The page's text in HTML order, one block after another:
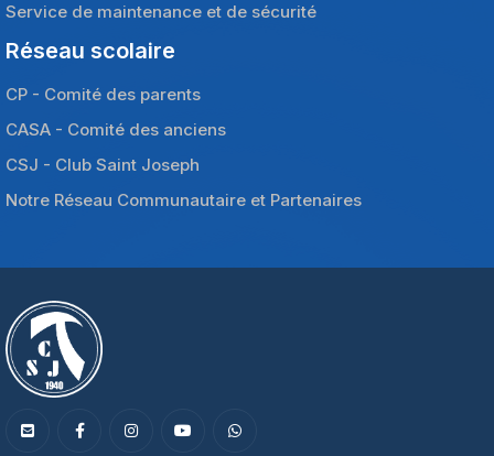
Service de maintenance et de sécurité
Réseau scolaire
CP - Comité des parents
CASA - Comité des anciens
CSJ - Club Saint Joseph
Notre Réseau Communautaire et Partenaires